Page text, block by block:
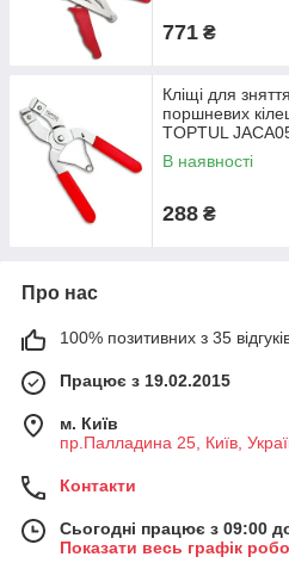
771 ₴
Кліщі для
поршневих
TOPTUL
В наявності
288 ₴
Про нас
100% позитивних з 35
Працює з 19.02.2015
м. Київ
пр.Палладина 25, Київ,
Контакти
Сьогодні працює з 09:00
Показати весь графік